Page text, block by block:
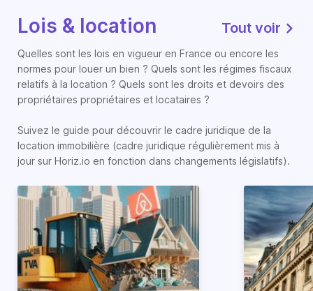
Lois & location Tout voir
Quelles sont les lois en vigueur en France ou encore les
normes pour louer un bien ? Quels sont les régimes fiscaux
relatifs à la location ? Quels sont les droits et devoirs des
propriétaires propriétaires et locataires ?
Suivez le guide pour découvrir le cadre juridique de la
location immobilière (cadre juridique régulièrement mis à
jour sur Horiz.io en fonction dans changements législatifs).